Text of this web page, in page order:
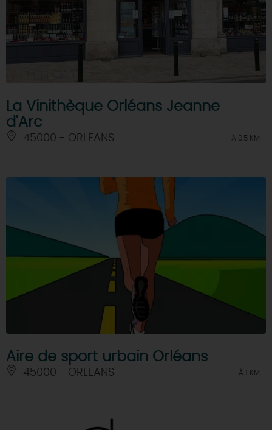
La Vinithèque Orléans Jeanne
d'Arc
45000 - ORLEANS À 0.5 KM
Aire de sport urbain Orléans
45000 - ORLEANS À 1 KM